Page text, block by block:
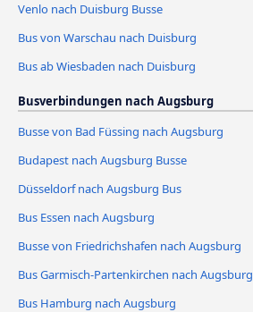
Venlo nach Duisburg Busse
Bus von Warschau nach Duisburg
Bus ab Wiesbaden nach Duisburg
Busverbindungen nach Augsburg
Busse von Bad Füssing nach Augsburg
Budapest nach Augsburg Busse
Düsseldorf nach Augsburg Bus
Bus Essen nach Augsburg
Busse von Friedrichshafen nach Augsburg
Bus Garmisch-Partenkirchen nach Augsburg
Bus Hamburg nach Augsburg